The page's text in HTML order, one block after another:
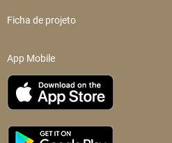
Ficha de projeto
App Mobile